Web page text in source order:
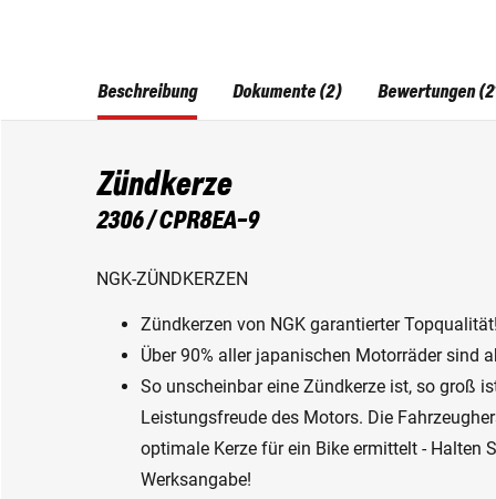
Beschreibung
Zündkerze
2306 / CPR8EA-9
NGK-ZÜNDKERZEN
Zündkerzen von NGK garantierter Topqualität!
Über 90% aller japanischen Motorräder sind
So unscheinbar eine Zündkerze ist, so groß
Leistungsfreude des Motors. Die
optimale Kerze für ein Bike ermittelt - Halten
Werksangabe!
Dokumente (2) Bewertungen